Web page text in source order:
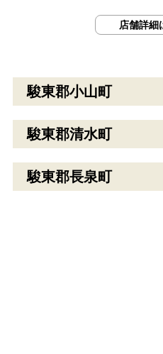
店舗詳細
駿東郡小山町
駿東郡清水町
駿東郡長泉町